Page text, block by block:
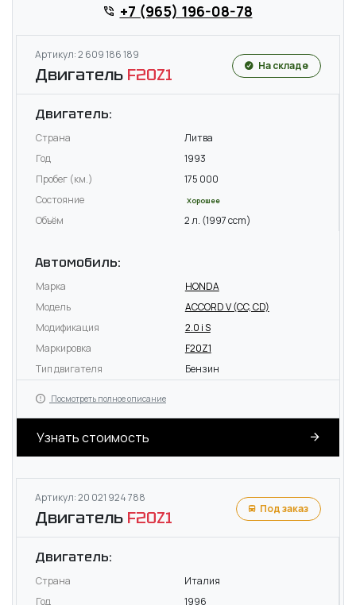
+7 (965) 196-08-78
Артикул: 2 609 186 189
Двигатель F20Z1 На складе
Двигатель:
Страна
Литва
Год
1993
Пробег (км.)
175 000
Состояние
Хорошее
Объём 2 л. (1997 ccm)
Автомобиль:
Марка
HONDA
Модель
ACCORD V (CC, CD)
Модификация
2.0 i S
Маркировка
F20Z1
Тип двигателя
Бензин
Посмотреть полное описание
Узнать стоимость
Артикул: 20 021 924 788
Двигатель F20Z1 Под заказ
Двигатель:
Страна
Италия
Год
1996